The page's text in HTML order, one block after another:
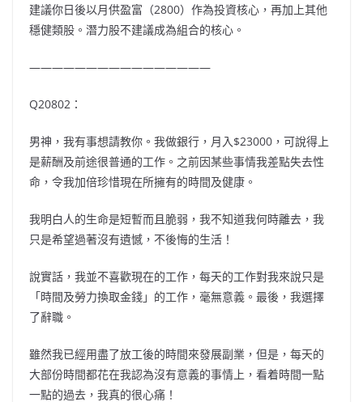
建議你日後以月供盈富（2800）作為投資核心，再加上其他
穩健類股。潛力股不建議成為組合的核心。
————————————————
Q20802：
男神，我有事想請教你。我做銀行，月入$23000，可說得上
是薪酬及前途很普通的工作。之前因某些事情我差點失去性
命，令我加倍珍惜現在所擁有的時間及健康。
我明白人的生命是短暫而且脆弱，我不知道我何時離去，我
只是希望過著沒有遺憾，不後悔的生活！
說實話，我並不喜歡現在的工作，每天的工作對我來說只是
「時間及勞力換取金錢」的工作，毫無意義。最後，我選擇
了辭職。
雖然我已經用盡了放工後的時間來發展副業，但是，每天的
大部份時間都花在我認為沒有意義的事情上，看着時間一點
一點的過去，我真的很心痛！